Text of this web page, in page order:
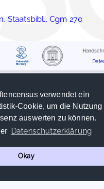
verwendet ein
Cookie, um die Nutzung
auswerten zu können.
Datenschutzerklärung
Okay
Staatsbibl., Cgm 270